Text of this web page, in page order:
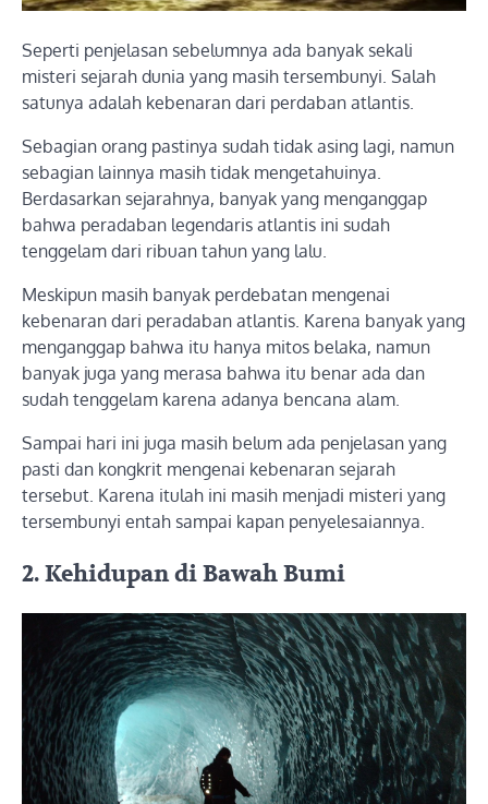
Seperti penjelasan sebelumnya ada banyak sekali
misteri sejarah dunia yang masih tersembunyi. Salah
satunya adalah kebenaran dari perdaban atlantis.
Sebagian orang pastinya sudah tidak asing lagi, namun
sebagian lainnya masih tidak mengetahuinya.
Berdasarkan sejarahnya, banyak yang menganggap
bahwa peradaban legendaris atlantis ini sudah
tenggelam dari ribuan tahun yang lalu.
Meskipun masih banyak perdebatan mengenai
kebenaran dari peradaban atlantis. Karena banyak yang
menganggap bahwa itu hanya mitos belaka, namun
banyak juga yang merasa bahwa itu benar ada dan
sudah tenggelam karena adanya bencana alam.
Sampai hari ini juga masih belum ada penjelasan yang
pasti dan kongkrit mengenai kebenaran sejarah
tersebut. Karena itulah ini masih menjadi misteri yang
tersembunyi entah sampai kapan penyelesaiannya.
2. Kehidupan di Bawah Bumi